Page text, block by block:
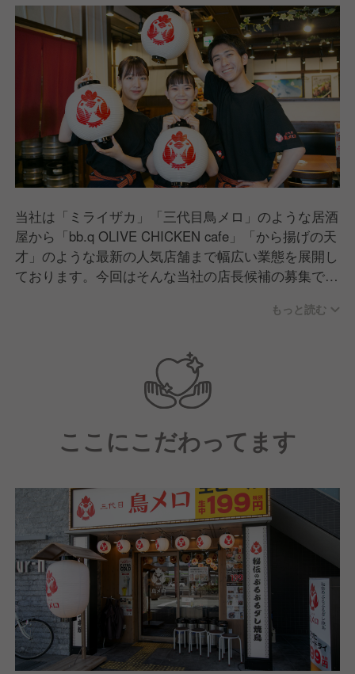
当社は「ミライザカ」「三代目鳥メロ」のような居酒
屋から「bb.q OLIVE CHICKEN cafe」「から揚げの天
才」のような最新の人気店舗まで幅広い業態を展開し
ております。今回はそんな当社の店長候補の募集で
中途入社者向けの研修（店舗技術の基礎知識、社内制
度、理念を学ぶ）を受講頂きます。
キッチン業務やホール業務、運営業務を学んでいただ
きながら、店長としての一連の業務を学んでいただき
【その後は】約1年～3年の間に店長に昇進し、店舗の
運営を行っていただきます。
【店長になった後は】
実は多様なキャリアパスがあります。（例）本部の管
理部門やマーケティング・店舗開発等
もっと読む
ここにこだわってます